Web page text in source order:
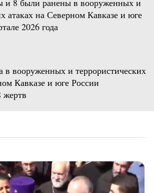
и 8 были ранены в вооруженных и
атаках на Северном Кавказе и юге
2026 года
в вооруженных и террористических
Кавказе и юге России
жертв